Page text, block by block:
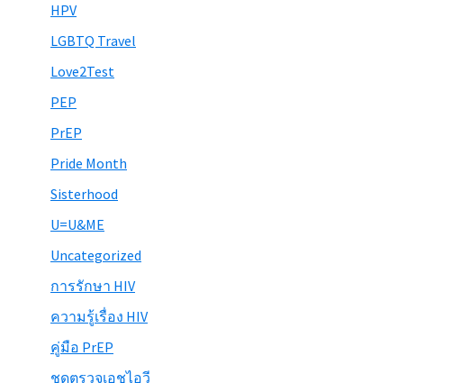
HPV
LGBTQ Travel
Love2Test
PEP
PrEP
Pride Month
Sisterhood
U=U&ME
Uncategorized
การรักษา HIV
ความรู้เรื่อง HIV
คู่มือ PrEP
ชุดตรวจเอชไอวี